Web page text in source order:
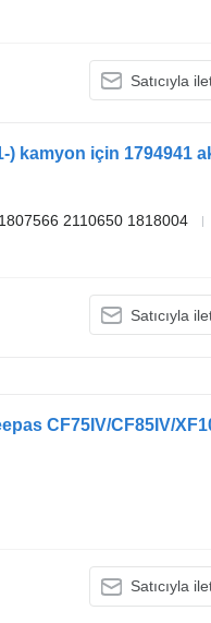
Satıcıyla
) kamyon için 1794941
2110650 1818004
Satıcıyla
CF75IV/CF85IV/
Satıcıyla